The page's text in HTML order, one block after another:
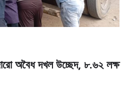
অবৈধ দখল উচ্ছেদ, ৮.৬২ লক্ষ